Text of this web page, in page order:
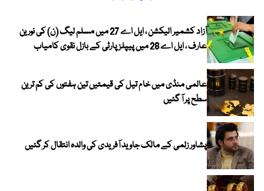
آزاد کشمیر الیکشن ، ایل اے 27 میں مسلم لیگ (ن) کی نورین
عارف ، ایل اے 28 میں پیپلز پارٹی کے بازل نقوی کامیاب
عالمی منڈی میں خام تیل کی قیمتیں تین ہفتوں کی کم ترین
سطح پر آ گئیں
پشاور زلمی کے مالک جاوید آفریدی کی والدہ انتقال کر گئیں